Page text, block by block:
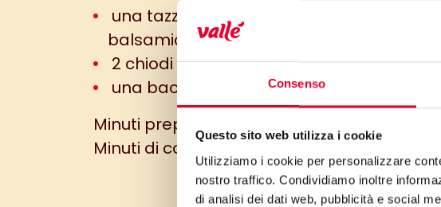
Consenso
Questo sito web utilizza i cookie
Utilizziamo i cookie per personalizzare
nostro traffico. Condividiamo inoltre
di analisi dei dati web, pubblicità e social
una tazzina da caffè di aceto
balsamico
2 chiodi di garofano
una bacca di ginepro
Minuti preparazione: 30 min
Minuti di cottura: 1 h